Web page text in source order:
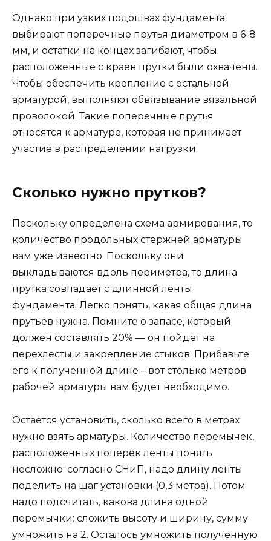
Однако при узких подошвах фундамента
выбирают поперечные прутья диаметром в 6-8
мм, и остатки на концах загибают, чтобы
расположенные с краев прутки были охвачены.
Чтобы обеспечить крепление с остальной
арматурой, выполняют обвязывание вязальной
проволокой. Такие поперечные прутья
относятся к арматуре, которая не принимает
участие в распределении нагрузки.
Сколько нужно прутков?
Поскольку определена схема армирования, то
количество продольных стержней арматуры
вам уже известно. Поскольку они
выкладываются вдоль периметра, то длина
прутка совпадает с длинной ленты
фундамента. Легко понять, какая общая длина
прутьев нужна. Помните о запасе, который
должен составлять 20% — он пойдет на
перехлесты и закрепление стыков. Прибавьте
его к полученной длине – вот столько метров
рабочей арматуры вам будет необходимо.
Остается установить, сколько всего в метрах
нужно взять арматуры. Количество перемычек,
расположенных поперек ленты понять
несложно: согласно СНиП, надо длину ленты
поделить на шаг установки (0,3 метра). Потом
надо подсчитать, какова длина одной
перемычки: сложить высоту и ширину, сумму
умножить на 2. Осталось умножить полученную